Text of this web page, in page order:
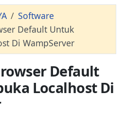
Software
Default Untuk
Di WampServer
Default
Localhost Di